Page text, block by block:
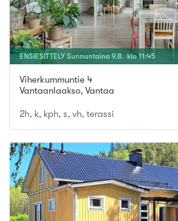
ENSIESITTELY Sunnuntaina 9.8. klo11:45
Viherkummuntie 4
Vantaanlaakso, Vantaa
2h, k, kph, s, vh, terassi